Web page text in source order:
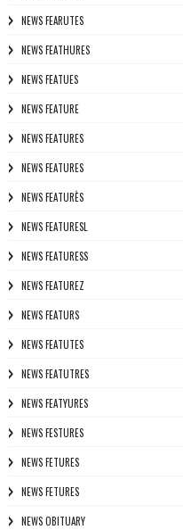
NEWS FEARUTES
NEWS FEATHURES
NEWS FEATUES
NEWS FEATURE
NEWS FEATURES
NEWS FEATURES
NEWS FEATURÈS
NEWS FEATURESL
NEWS FEATURESS
NEWS FEATUREZ
NEWS FEATURS
NEWS FEATUTES
NEWS FEATUTRES
NEWS FEATYURES
NEWS FESTURES
NEWS FETURES
NEWS FETURES
NEWS OBITUARY